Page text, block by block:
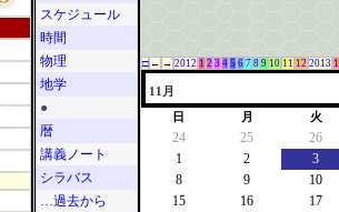
スケジュール
時間
物理
地学
●
暦
講義ノート
シラバス
…過去から
□ ← → 2012 1 2 3 4 5 6 7 8 9 10 11 12 2013 1
11月
日 月 火
24 25
26
1
2
3
8
9
10
15
16
17